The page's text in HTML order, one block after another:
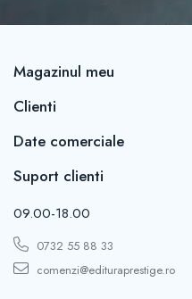
Magazinul meu
Clienti
Date comerciale
Suport clienti
09.00-18.00
0732 55 88 33
comenzi@edituraprestige.ro